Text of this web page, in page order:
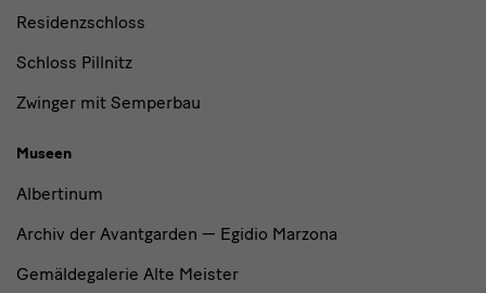
Residenzschloss
Schloss Pillnitz
Zwinger mit Semperbau
Museen
Albertinum
Archiv der Avantgarden — Egidio Marzona
Gemäldegalerie Alte Meister